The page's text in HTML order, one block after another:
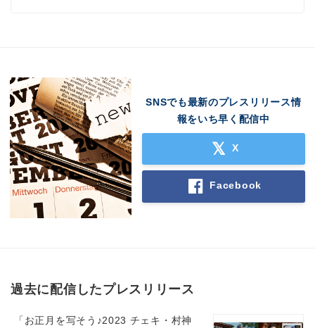
SNSでも最新のプレスリリース情
報をいち早く配信中
X
Facebook
過去に配信したプレスリリース
「お正月を写そう♪2023 チェキ・村神